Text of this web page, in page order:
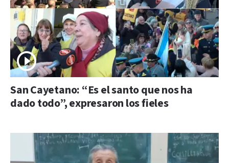
San Cayetano: “Es el santo que nos ha
dado todo”, expresaron los fieles